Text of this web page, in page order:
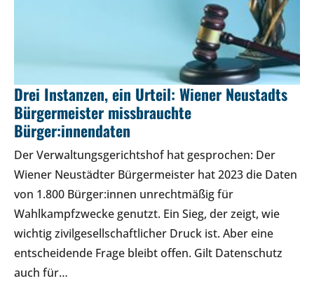
Drei Instanzen, ein Urteil: Wiener Neustadts
Bürgermeister missbrauchte
Bürger:innendaten
Der Verwaltungsgerichtshof hat gesprochen: Der
Wiener Neustädter Bürgermeister hat 2023 die Daten
von 1.800 Bürger:innen unrechtmäßig für
Wahlkampfzwecke genutzt. Ein Sieg, der zeigt, wie
wichtig zivilgesellschaftlicher Druck ist. Aber eine
entscheidende Frage bleibt offen. Gilt Datenschutz
auch für…